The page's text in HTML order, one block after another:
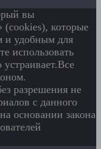
вы
(cookies), которые
и удобным для
использовать
разрешения не
с данного
основании закона